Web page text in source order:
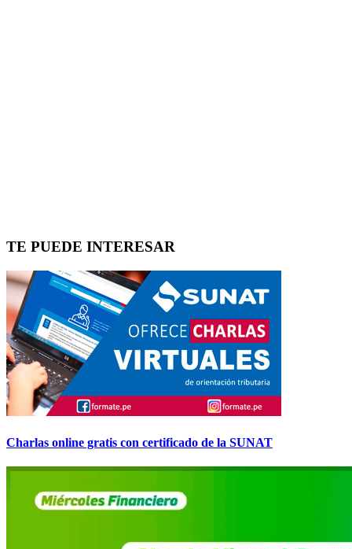
TE PUEDE INTERESAR
Charlas online gratis con certificado de la SUNAT